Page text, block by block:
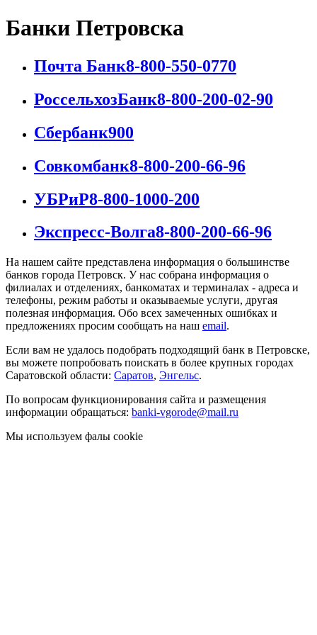
Банки Петровска
Почта Банк8-800-550-0770
РоссельхозБанк8-800-200-02-90
Сбербанк900
Совкомбанк8-800-200-66-96
УБРиР8-800-1000-200
Экспресс-Волга8-800-200-66-96
На нашем сайте представлена информация о большинстве
банков города Петровск. У нас собрана информация о
филиалах и отделениях, банкоматах и терминалах - адреса и
телефоны, режим работы и оказываемые услуги, другая
полезная информация. Обо всех замеченных ошибках и
предложениях просим сообщать на наш email.
Если вам не удалось подобрать подходящий банк в Петровске,
вы можете попробовать поискать в более крупных городах
Саратовской области: Саратов, Энгельс.
По вопросам функционирования сайта и размещения
информации обращаться: banki-vgorode@mail.ru
Мы используем фалы cookie